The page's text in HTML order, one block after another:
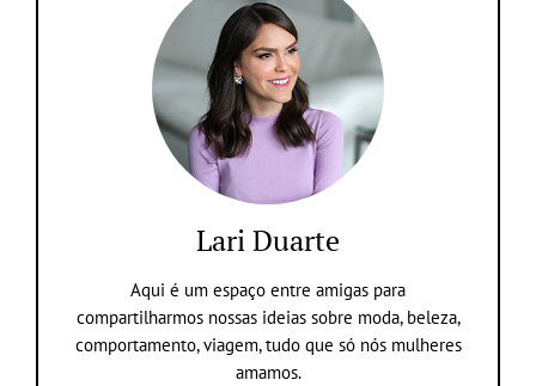
Lari Duarte
Aqui é um espaço entre amigas para
compartilharmos nossas ideias sobre moda, beleza,
comportamento, viagem, tudo que só nós mulheres
amamos.